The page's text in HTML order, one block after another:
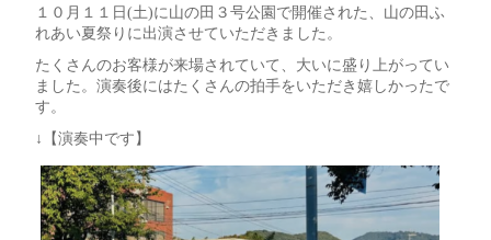
１０月１１日(土)に山の田３号公園で開催された、山の田ふ
れあい夏祭りに出演させていただきました。
たくさんのお客様が来場されていて、大いに盛り上がってい
ました。演奏後にはたくさんの拍手をいただき嬉しかったで
す。
↓【演奏中です】